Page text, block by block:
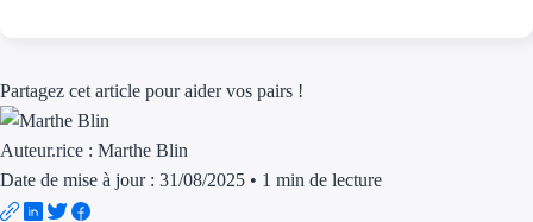
Partagez cet article pour aider vos pairs !
Auteur.rice : Marthe Blin
Date de mise à jour : 31/08/2025 • 1 min de lecture